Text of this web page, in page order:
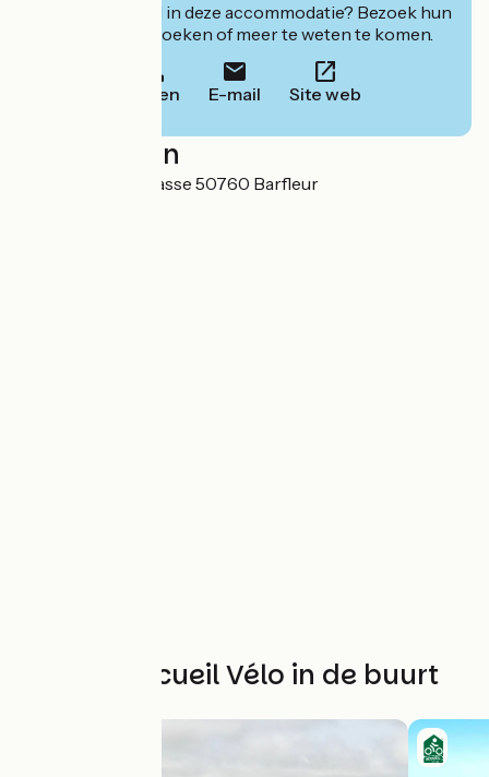
Geïnteresseerd in deze accommodatie? Bezoek hun
website om te boeken of meer te weten te komen.
Bellen E-mail Site web
Localisation
12 chemin de la Masse 50760 Barfleur
Andere Accueil Vélo in de buurt